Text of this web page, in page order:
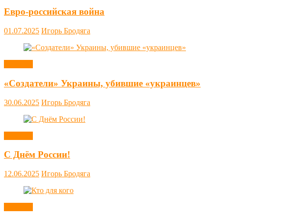
Евро-российская война
01.07.2025 Игорь Бродяга
«Создатели» Украины, убившие «украинцев»
30.06.2025 Игорь Бродяга
С Днём России!
12.06.2025 Игорь Бродяга